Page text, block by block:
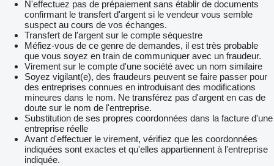
N'effectuez pas de prépaiement sans établir de documents
confirmant le transfert d'argent si le vendeur vous semble
suspect au cours de vos échanges.
Transfert de l'argent sur le compte séquestre
Méfiez-vous de ce genre de demandes, il est très probable
que vous soyez en train de communiquer avec un fraudeur.
Virement sur le compte d'une société avec un nom similaire
Soyez vigilant(e), des fraudeurs peuvent se faire passer pour
des entreprises connues en introduisant des modifications
mineures dans le nom. Ne transférez pas d'argent en cas de
doute sur le nom de l'entreprise.
Substitution de ses propres coordonnées dans la facture d'une
entreprise réelle
Avant d'effectuer le virement, vérifiez que les coordonnées
indiquées sont exactes et qu'elles appartiennent à l'entreprise
indiquée.